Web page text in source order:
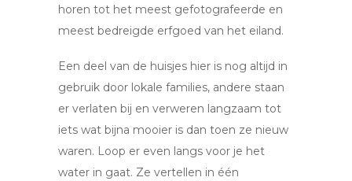
horen tot het meest gefotografeerde en
meest bedreigde erfgoed van het eiland.
Een deel van de huisjes hier is nog altijd in
gebruik door lokale families, andere staan
er verlaten bij en verweren langzaam tot
iets wat bijna mooier is dan toen ze nieuw
waren. Loop er even langs voor je het
water in gaat. Ze vertellen in één